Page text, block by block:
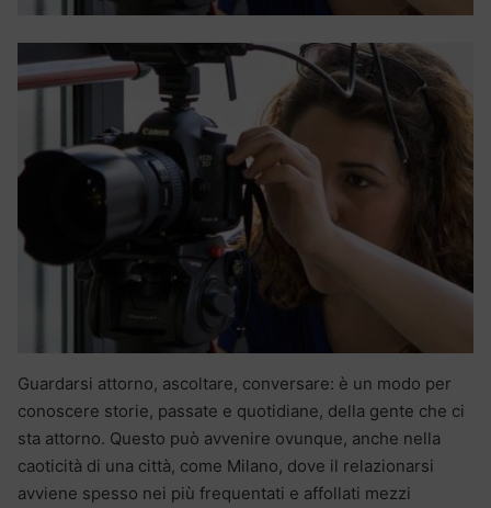
Guardarsi attorno, ascoltare, conversare: è un modo per
conoscere storie, passate e quotidiane, della gente che ci
sta attorno. Questo può avvenire ovunque, anche nella
caoticità di una città, come Milano, dove il relazionarsi
avviene spesso nei più frequentati e affollati mezzi